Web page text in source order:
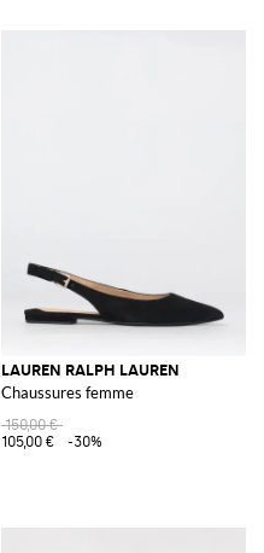
LAUREN RALPH LAUREN
Chaussures femme
150,00 €
105,00 €
-30%